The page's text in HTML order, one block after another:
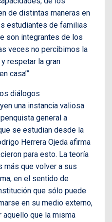
de distintas maneras en
estudiantes de familias
son integrantes de los
veces no percibimos la
respetar la gran
casa’”.
diálogos
una instancia valiosa
general a
se estudian desde la
Herrera Ojeda afirma
para esto. La teoría
más que volver a sus
en el sentido de
que sólo puede
en su medio externo,
aquello que la misma